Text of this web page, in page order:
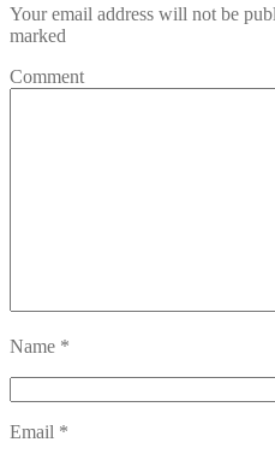
Your email address will not be
marked
Comment
Name *
Email *